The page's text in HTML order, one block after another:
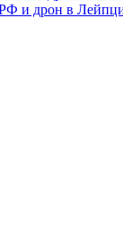
и дрон в